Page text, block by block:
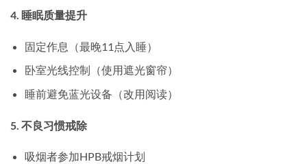
4. 睡眠质量提升
固定作息（最晚11点入睡）
卧室光线控制（使用遮光窗帘）
睡前避免蓝光设备（改用阅读）
5. 不良习惯戒除
吸烟者参加HPB戒烟计划